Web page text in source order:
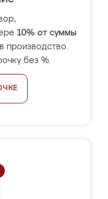
10% от суммы
производство.
без %.